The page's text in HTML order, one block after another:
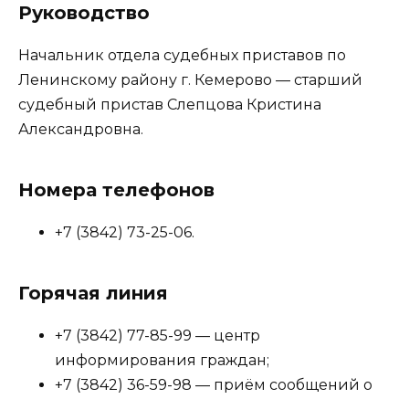
Руководство
Начальник отдела судебных приставов по
Ленинскому району г. Кемерово — старший
судебный пристав Слепцова Кристина
Александровна.
Номера телефонов
+7 (3842) 73-25-06.
Горячая линия
+7 (3842) 77-85-99 — центр
информирования граждан;
+7 (3842) 36-59-98 — приём сообщений о